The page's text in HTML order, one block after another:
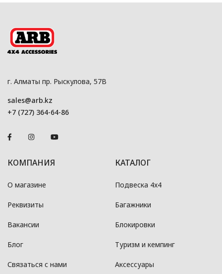
г. Алматы пр. Рыскулова, 57В
sales@arb.kz
+7 (727) 364-64-86
КОМПАНИЯ
О магазине
Реквизиты
Вакансии
Блог
Связаться с нами
КАТАЛОГ
Подвеска 4x4
Багажники
Блокировки
Туризм и кемпинг
Аксессуары